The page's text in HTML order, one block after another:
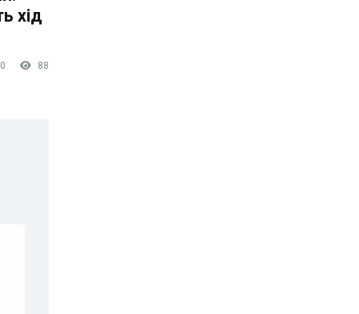
хід
88